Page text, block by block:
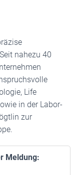
nahezu 40
Life
in der Labor-
zur
Meldung: